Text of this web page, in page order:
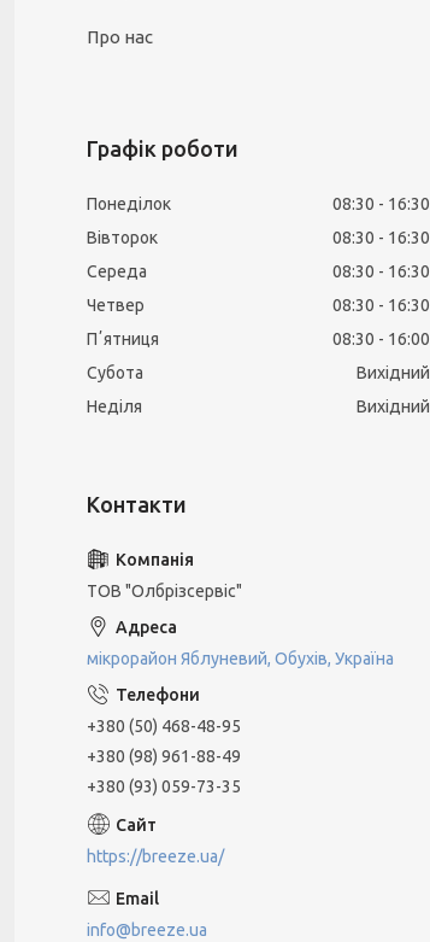
Про нас
Графік роботи
Понеділок 08:30
16:30
Вівторок
08:30
16:30
Середа
08:30
16:30
Четвер
08:30
16:30
Пʼятниця
08:30
16:00
Субота
Вихідний
Неділя
Вихідний
ТОВ "Олбрізсервіс"
мікрорайон Яблуневий, Обухів, Україна
+380 (50) 468-48-95
+380 (98) 961-88-49
+380 (93) 059-73-35
https://breeze.ua/
info@breeze.ua